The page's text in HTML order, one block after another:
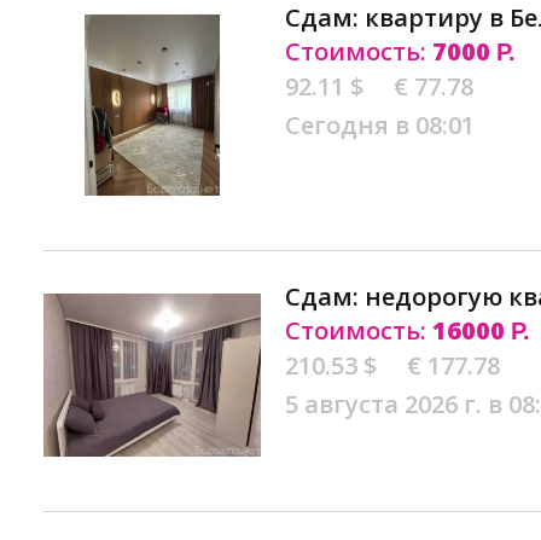
Сдам: квартиру в
Стоимость: 7000 Р.
92.11 $
€ 77.78
Сегодня в 08:01
Сдам: недорогую
Стоимость: 16000 Р.
210.53 $
€ 177.78
5 августа 2026 г. в